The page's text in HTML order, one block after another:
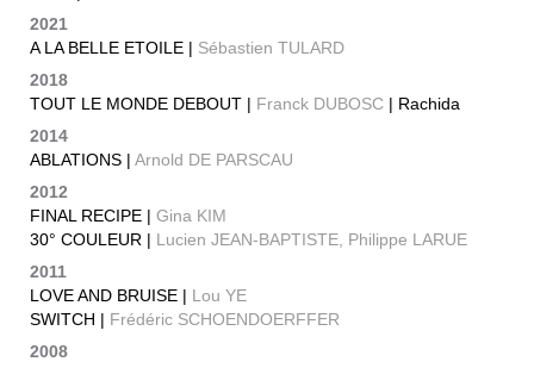
2021
A LA BELLE ETOILE | Sébastien TULARD
2018
TOUT LE MONDE DEBOUT | Franck DUBOSC | Rachida
2014
ABLATIONS | Arnold DE PARSCAU
2012
FINAL RECIPE | Gina KIM
30° COULEUR | Lucien JEAN-BAPTISTE, Philippe LARUE
2011
LOVE AND BRUISE | Lou YE
SWITCH | Frédéric SCHOENDOERFFER
2008